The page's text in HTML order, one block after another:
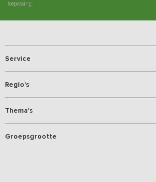
toepassing.
Service
Regio's
Thema's
Groepsgrootte